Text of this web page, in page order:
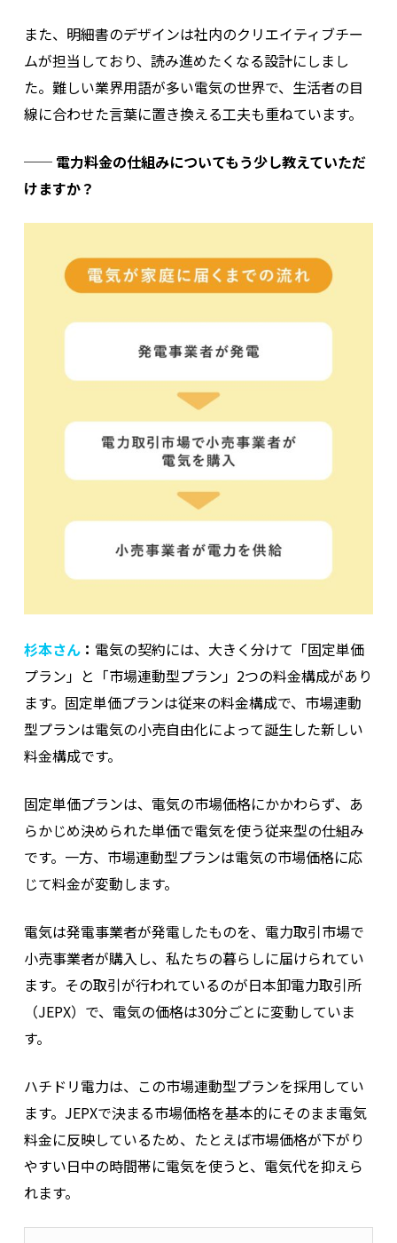
また、明細書のデザインは社内のクリエイティブチー
ムが担当しており、読み進めたくなる設計にしまし
た。難しい業界用語が多い電気の世界で、生活者の目
線に合わせた言葉に置き換える工夫も重ねています。
── 電力料金の仕組みについてもう少し教えていただ
けますか？
杉本さん： 電気の契約には、大きく分けて「固定単価
プラン」と「市場連動型プラン」2つの料金構成があり
ます。固定単価プランは従来の料金構成で、市場連動
型プランは電気の小売自由化によって誕生した新しい
料金構成です。
固定単価プランは、電気の市場価格にかかわらず、あ
らかじめ決められた単価で電気を使う従来型の仕組み
です。一方、市場連動型プランは電気の市場価格に応
じて料金が変動します。
電気は発電事業者が発電したものを、電力取引市場で
小売事業者が購入し、私たちの暮らしに届けられてい
ます。その取引が行われているのが日本卸電力取引所
（JEPX）で、電気の価格は30分ごとに変動していま
す。
ハチドリ電力は、この市場連動型プランを採用してい
ます。 JEPXで決まる市場価格を基本的にそのまま電気
料金に反映しているため、たとえば市場価格が下がり
やすい日中の時間帯に電気を使うと、電気代を抑えら
れます。